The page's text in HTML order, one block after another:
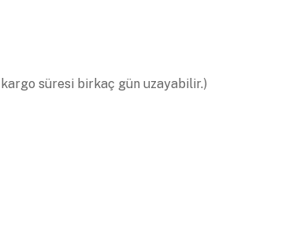
süresi birkaç gün uzayabilir.)